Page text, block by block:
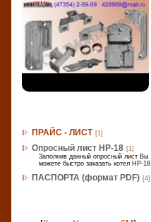
ПРАЙС - ЛИСТ [1]
Опросный лист НР-18 [1]
Заполнив данный опросный лист Вы
можете быстро заказать котел НР-18
ПАСПОРТА (формат PDF) [4]